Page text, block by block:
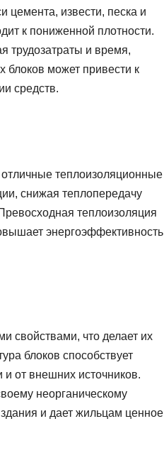
цемента, извести, песка и
к пониженной плотности.
трудозатраты и время,
блоков может привести к
средств.
теплоизоляционные
снижая теплопередачу
теплоизоляция
энергоэффективность
свойствами, что делает их
блоков способствует
от внешних источников.
неорганическому
и дает жильцам ценное